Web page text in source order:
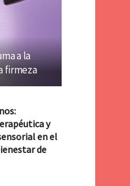
a la
firmeza
y
en el
de